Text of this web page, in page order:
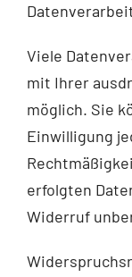
Viele
mit Ihrer
möglich. Sie
Einwilligung
erfolgten
Widerruf